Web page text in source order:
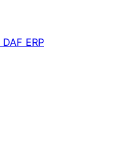
ERP